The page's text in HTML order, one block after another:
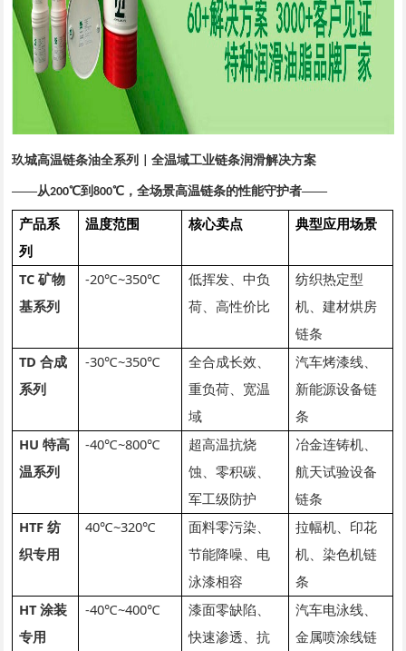
玖城高温链条油全系列 |全温域工业链条润滑解决方案
——从200℃到800℃，全场景高温链条的性能守护者——
产品系
列
温度范围 核心卖点 典型应用场景
TC 矿物
基系列
-20℃~350℃
低挥发、中负
荷、高性价比
纺织热定型
机、建材烘房
链条
TD 合成
系列
-30℃~350℃
全合成长效、
重负荷、宽温
域
汽车烤漆线、
新能源设备链
条
HU 特高
温系列
-40℃~800℃
超高温抗烧
蚀、零积碳、
军工级防护
冶金连铸机、
航天试验设备
链条
HTF 纺
织专用
40℃~320℃
面料零污染、
节能降噪、电
泳漆相容
拉幅机、印花
机、染色机链
条
HT 涂装
专用
-40℃~400℃
漆面零缺陷、
快速渗透、抗
汽车电泳线、
金属喷涂线链